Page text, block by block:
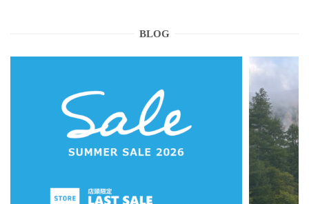
BLOG